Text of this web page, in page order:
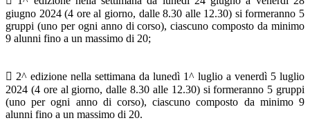
giugno 2024 (4 ore al giorno, dalle 8.30 alle 12.30) si formeranno 5
gruppi (uno per ogni anno di corso), ciascuno composto da minimo
9 alunni fino a un massimo di 20;
 2^ edizione nella settimana da lunedì 1^ luglio a venerdì 5 luglio
2024 (4 ore al giorno, dalle 8.30 alle 12.30) si formeranno 5 gruppi
(uno per ogni anno di corso), ciascuno composto da minimo 9
alunni fino a un massimo di 20.